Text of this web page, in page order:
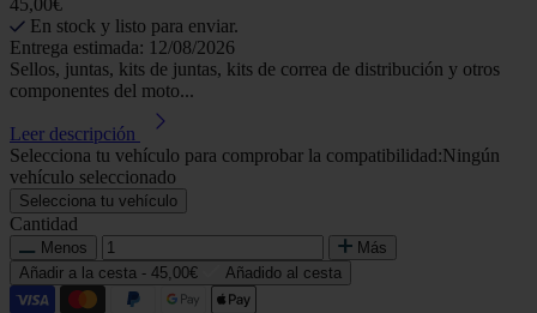
45,00€
En stock y listo para enviar.
Entrega estimada: 12/08/2026
Sellos, juntas, kits de juntas, kits de correa de distribución y otros
componentes del moto...
Leer descripción
Selecciona tu vehículo para comprobar la compatibilidad:Ningún
vehículo seleccionado
Selecciona tu vehículo
Cantidad
Menos
Más
Añadir a la cesta - 45,00€ Añadido al cesta